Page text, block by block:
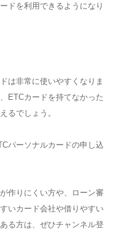
ドを利用できるようになり
は非常に使いやすくなりま
ETCカードを持てなかった
るでしょう。
パーソナルカードの申し込
作りにくい方や、ローン審
いカード会社や借りやすい
る方は、ぜひチャンネル登